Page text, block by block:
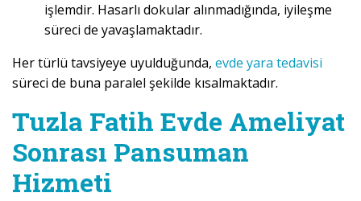
işlemdir. Hasarlı dokular alınmadığında, iyileşme
süreci de yavaşlamaktadır.
Her türlü tavsiyeye uyulduğunda, evde yara tedavisi
süreci de buna paralel şekilde kısalmaktadır.
Tuzla Fatih Evde Ameliyat
Sonrası Pansuman
Hizmeti